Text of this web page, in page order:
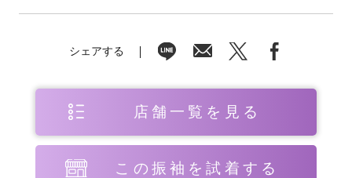
シェアする
店舗一覧を見る
この振袖を試着する